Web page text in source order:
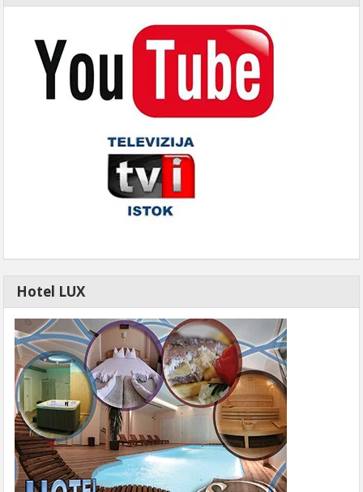
Hotel LUX